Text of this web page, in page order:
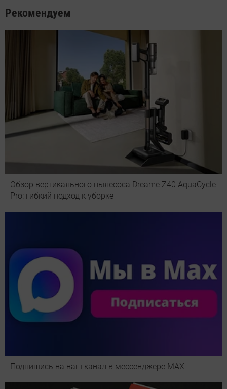
Рекомендуем
Обзор вертикального пылесоса Dreame Z40 AquaCycle
Pro: гибкий подход к уборке
Подпишись на наш канал в мессенджере МАХ